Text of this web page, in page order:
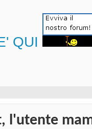
QUI
l'utente